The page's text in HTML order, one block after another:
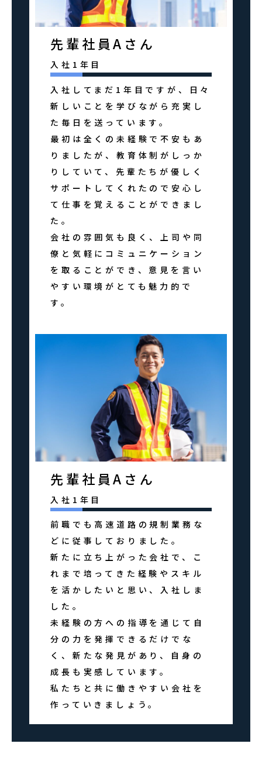
先輩社員Aさん
入社1年目
入社してまだ1年目ですが、日々
新しいことを学びながら充実し
た毎日を送っています。
最初は全くの未経験で不安もあ
りましたが、教育体制がしっか
りしていて、先輩たちが優しく
サポートしてくれたので安心し
て仕事を覚えることができまし
た。
会社の雰囲気も良く、上司や同
僚と気軽にコミュニケーション
を取ることができ、意見を言い
やすい環境がとても魅力的で
す。
先輩社員Aさん
入社1年目
前職でも高速道路の規制業務な
どに従事しておりました。
新たに立ち上がった会社で、こ
れまで培ってきた経験やスキル
を活かしたいと思い、入社しま
した。
未経験の方への指導を通じて自
分の力を発揮できるだけでな
く、新たな発見があり、自身の
成長も実感しています。
私たちと共に働きやすい会社を
作っていきましょう。